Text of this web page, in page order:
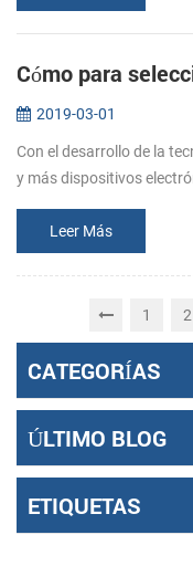
2019-03-01
Con el desarrollo de la
y más dispositivos
Leer Más
1 2
CATEGORÍAS
ÚLTIMO BLOG
ETIQUETAS